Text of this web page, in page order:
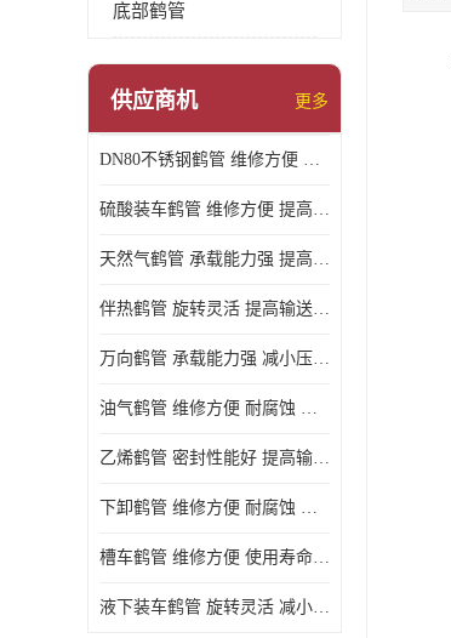
底部鹤管
供应商机 更多
DN80不锈钢鹤管 维修方便 提高输送效率
硫酸装车鹤管 维修方便 提高输送效率
天然气鹤管 承载能力强 提高输送效率
伴热鹤管 旋转灵活 提高输送效率
万向鹤管 承载能力强 减小压力损失
油气鹤管 维修方便 耐腐蚀 耐高温
乙烯鹤管 密封性能好 提高输送效率
下卸鹤管 维修方便 耐腐蚀 耐高温
槽车鹤管 维修方便 使用寿命较长
液下装车鹤管 旋转灵活 减小压力损失